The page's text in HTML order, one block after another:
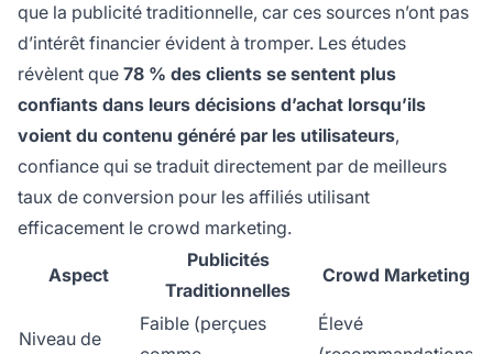
que la publicité traditionnelle, car ces sources n’ont pas
d’intérêt financier évident à tromper. Les études
révèlent que 78 % des clients se sentent plus
confiants dans leurs décisions d’achat lorsqu’ils
voient du contenu généré par les utilisateurs,
confiance qui se traduit directement par de meilleurs
taux de conversion pour les affiliés utilisant
efficacement le crowd marketing.
Aspect
Publicités
Traditionnelles
Crowd Marketing
Niveau de
Faible (perçues
Élevé